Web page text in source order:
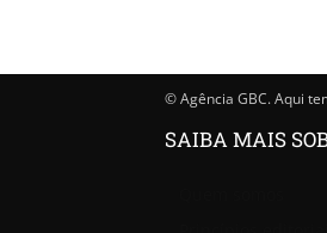
© Agência GBC. Aqui
SAIBA MAIS